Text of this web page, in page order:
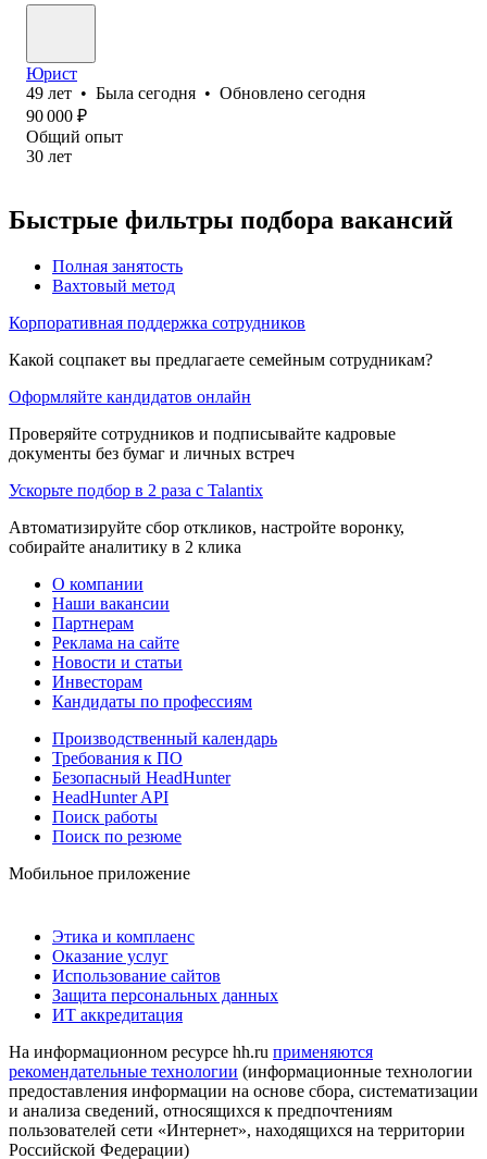
Юрист
49 лет • Была сегодня • Обновлено сегодня
90 000 ₽
Общий опыт
30 лет
Быстрые фильтры подбора вакансий
Полная занятость
Вахтовый метод
Корпоративная поддержка сотрудников
Какой соцпакет вы предлагаете семейным сотрудникам?
Оформляйте кандидатов онлайн
Проверяйте сотрудников и подписывайте кадровые
документы без бумаг и личных встреч
Ускорьте подбор в 2 раза с Talantix
Автоматизируйте сбор откликов, настройте воронку,
собирайте аналитику в 2 клика
О компании
Наши вакансии
Партнерам
Реклама на сайте
Новости и статьи
Инвесторам
Кандидаты по профессиям
Производственный календарь
Требования к ПО
Безопасный HeadHunter
HeadHunter API
Поиск работы
Поиск по резюме
Мобильное приложение
Этика и комплаенс
Оказание услуг
Использование сайтов
Защита персональных данных
ИТ аккредитация
На информационном ресурсе hh.ru применяются
рекомендательные технологии (информационные технологии
предоставления информации на основе сбора, систематизации
и анализа сведений, относящихся к предпочтениям
пользователей сети «Интернет», находящихся на территории
Российской Федерации)